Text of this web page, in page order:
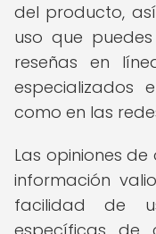
del producto,
uso que
reseñas en
especializados
como en las
Las opiniones
información
facilidad de